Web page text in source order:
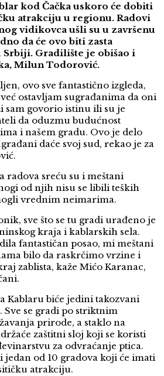
kod Čačka uskoro će dobiti
atrakciju u regionu. Radovi
vidikovca ušli su u završenu
da će ovo biti zasta
Gradilište je obišao i
Milun Todorović.
ovo sve fantastično izgleda,
ostavljam sugrađanima da oni
sam govorio istinu ili su je
da oduzmu budućnost
i našem gradu. Ovo je delo
daće svoj sud, rekao je za
radova sreću su i meštani
od njih nisu se libili teških
vrednim neimarima.
sve što se tu gradi urađeno je
kraja i kablarskih sela.
fantastičan posao, mi meštani
bilo da raskrčimo vrzine i
zablista, kaže Mićo Karanac,
Kablaru biće jedini takozvani
Sve se gradi po striktnim
prirode, a staklo na
zaštitni sloj koji se koristi
za odvraćanje ptica.
jedan od 10 gradova koji će imati
atrakciju.